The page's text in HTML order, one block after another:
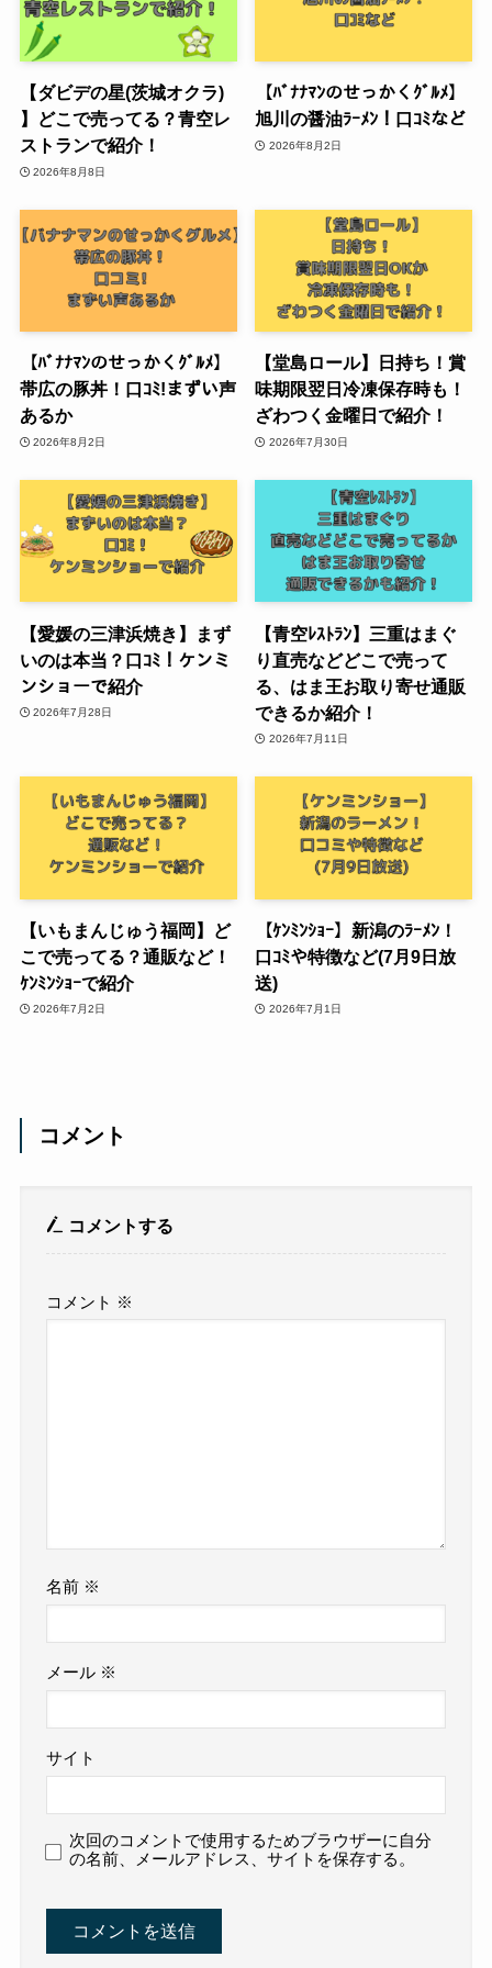
【ダビデの星(茨城オクラ)
】どこで売ってる？青空レ
ストランで紹介！
2026年8月8日
【ﾊﾞﾅﾅﾏﾝのせっかくｸﾞﾙﾒ】
旭川の醤油ﾗｰﾒﾝ！口ｺﾐなど
2026年8月2日
【ﾊﾞﾅﾅﾏﾝのせっかくｸﾞﾙﾒ】
帯広の豚丼！口ｺﾐ!まずい声
あるか
2026年8月2日
【堂島ロール】日持ち！賞
味期限翌日冷凍保存時も！
ざわつく金曜日で紹介！
2026年7月30日
【愛媛の三津浜焼き】まず
いのは本当？口ｺﾐ！ケンミ
ンショーで紹介
2026年7月28日
【青空ﾚｽﾄﾗﾝ】三重はまぐ
り直売などどこで売って
る、はま王お取り寄せ通販
できるか紹介！
2026年7月11日
【いもまんじゅう福岡】ど
こで売ってる？通販など！
ｹﾝﾐﾝｼｮｰで紹介
2026年7月2日
【ｹﾝﾐﾝｼｮｰ】新潟のﾗｰﾒﾝ！
口ｺﾐや特徴など(7月9日放
送)
2026年7月1日
コメント
コメントする
コメント ※
名前 ※
メール ※
サイト
次回のコメントで使用するためブラウザーに自分
の名前、メールアドレス、サイトを保存する。